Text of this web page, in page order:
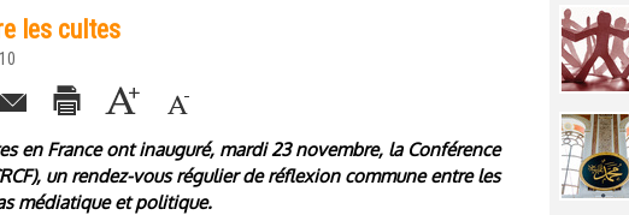
les cultes
en France ont inauguré, mardi 23 novembre, la Conférence
un rendez-vous régulier de réflexion commune entre les
médiatique et politique.